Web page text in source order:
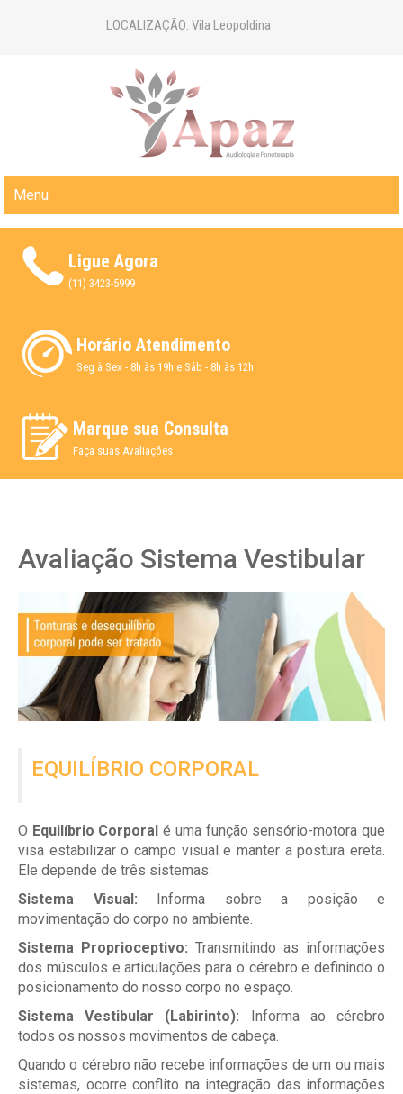
LOCALIZAÇÃO: Vila Leopoldina
CLÍNICA APAZ | AUDIOLOGIA E
Menu
Ligue Agora
(11) 3423-5999
Horário Atendimento
Seg à Sex - 8h às 19h e Sáb - 8h às 12h
Marque sua Consulta
Faça suas Avaliações
Avaliação Sistema Vestibular
EQUILÍBRIO CORPORAL
O Equilíbrio Corporal é uma função sensório-motora que
visa estabilizar o campo visual e manter a postura ereta.
Ele depende de três sistemas:
Sistema Visual: Informa sobre a posição e
movimentação do corpo no ambiente.
Sistema Proprioceptivo: Transmitindo as informações
dos músculos e articulações para o cérebro e definindo o
posicionamento do nosso corpo no espaço.
Sistema Vestibular (Labirinto): Informa ao cérebro
todos os nossos movimentos de cabeça.
Quando o cérebro não recebe informações de um ou mais
sistemas, ocorre conflito na integração das informações